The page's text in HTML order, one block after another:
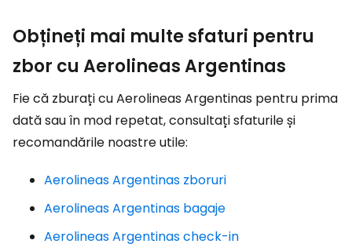
Obțineți mai multe sfaturi pentru
zbor cu Aerolineas Argentinas
Fie că zburați cu Aerolineas Argentinas pentru prima
dată sau în mod repetat, consultați sfaturile și
recomandările noastre utile:
Aerolineas Argentinas zboruri
Aerolineas Argentinas bagaje
Aerolineas Argentinas check-in